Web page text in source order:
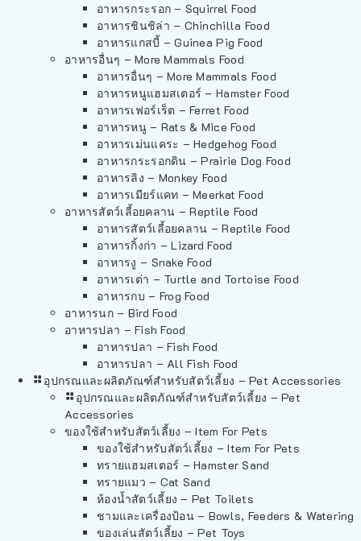
อาหารกระรอก – Squirrel Food
อาหารชินชิล่า – Chinchilla Food
อาหารแกสบี้ – Guinea Pig Food
อาหารอื่นๆ – More Mammals Food
อาหารอื่นๆ – More Mammals Food
อาหารหนูแฮมสเตอร์ – Hamster Food
อาหารเฟอร์เร็ต – Ferret Food
อาหารหนู – Rats & Mice Food
อาหารเม่นแคระ – Hedgehog Food
อาหารกระรอกดิน – Prairie Dog Food
อาหารลิง – Monkey Food
อาหารเมียร์แคท – Meerkat Food
อาหารสัตว์เลี้อยคลาน – Reptile Food
อาหารสัตว์เลี้อยคลาน – Reptile Food
อาหารกิ้งก่า – Lizard Food
อาหารงู – Snake Food
อาหารเต่า – Turtle and Tortoise Food
อาหารกบ – Frog Food
อาหารนก – Bird Food
อาหารปลา – Fish Food
อาหารปลา – Fish Food
อาหารปลา – All Fish Food
อุปกรณและผลิตภัณฑ์สำหรับสัตว์เลี้ยง – Pet Accessories
อุปกรณและผลิตภัณฑ์สำหรับสัตว์เลี้ยง – Pet
Accessories
ของใช้สำหรับสัตว์เลี้ยง – Item For Pets
ของใช้สำหรับสัตว์เลี้ยง – Item For Pets
ทรายแฮมสเตอร์ – Hamster Sand
ทรายแมว – Cat Sand
ห้องน้ำสัตว์เลี้ยง – Pet Toilets
ชามและเครื่องป้อน – Bowls, Feeders & Watering
ของเล่นสัตว์เลี้ยง – Pet Toys